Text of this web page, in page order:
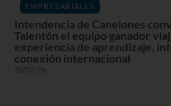
EMPRESARIALES
Intendencia de Canelones
Talentón el equipo ganador
experiencia de aprendizaje,
conexión internacional
20/07/26